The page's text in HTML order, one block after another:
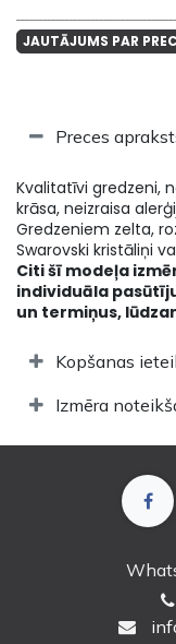
JAUTĀJUMS PAR
Preces
Kvalitatīvi gredzeni,
krāsa, neizraisa
Gredzeniem zelta,
Swarovski kristāliņi
Citi šī modeļa
individuāla
un termiņus,
Kopšanas
Izmēra